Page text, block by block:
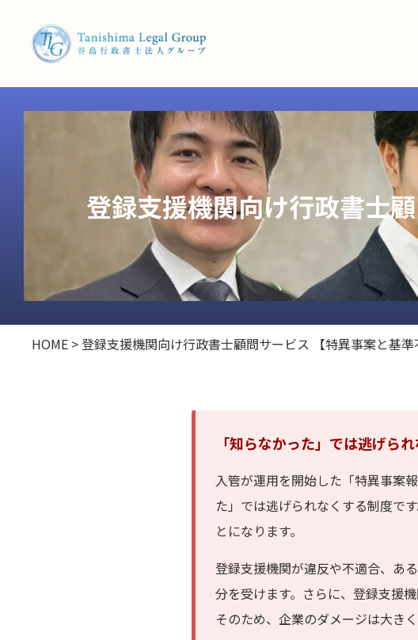
登録支援機関向け行政書士
HOME >登録支援機関向け行政書士顧問サービス 【特異事案と基準
「知らなかった」では逃げら
入管が運用を開始した「特異事案
た」では逃げられなくする制度で
とになります。
登録支援機関が違反や不適合、あ
分を受けます。さらに、登録支援
そのため、企業のダメージは大き